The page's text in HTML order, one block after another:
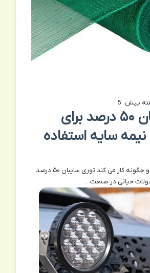
5
توری سایبان ۵۰ درصد برای
سایه استفاده
توری سایبان چیست و چگونه کار می کند توری سایبان ۵۰ درصد
حیاتی در صنعت…